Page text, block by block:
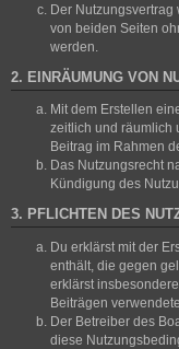
Der Nutzungsvertrag
von beiden Seiten
werden.
2. EINRÄUMUNG VON
Mit dem Erstellen
zeitlich und räumlich
Beitrag im Rahmen
Das Nutzungsrecht
Kündigung des
3. PFLICHTEN DES
Du erklärst mit der
enthält, die gegen
erklärst
Beiträgen
Der Betreiber des
diese